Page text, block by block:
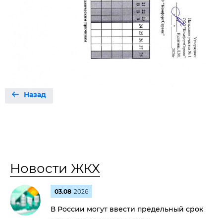
Назад
Новости ЖКХ
03.08 2026
В России могут ввести предельный срок